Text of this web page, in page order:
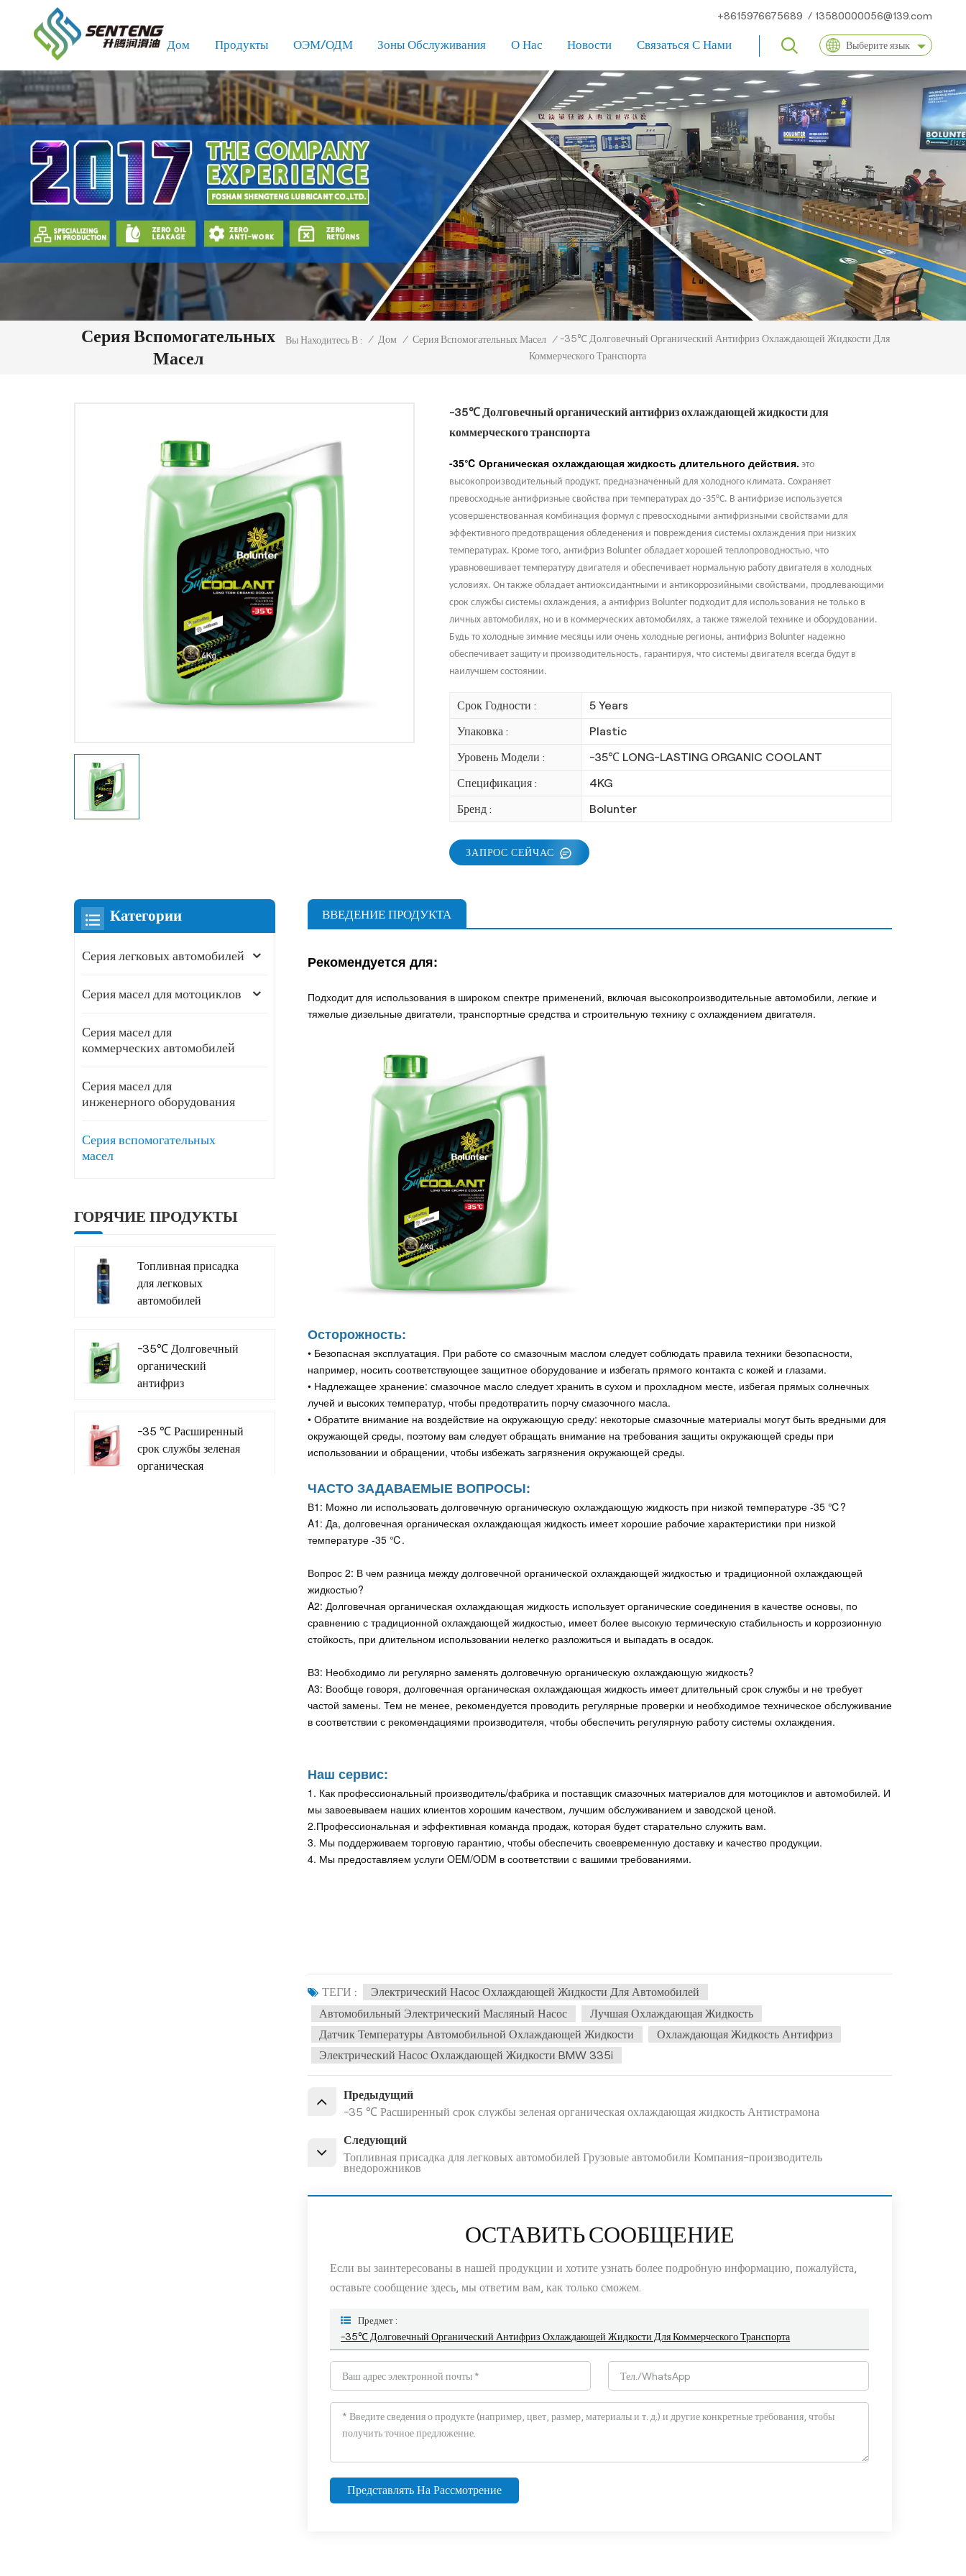
+8615976675689 / 13580000056@139.com
Дом Продукты ОЭМ/ОДМ Зоны Обслуживания О Нас Новости Связаться С Нами Выберите язык
Серия Вспомогательных
Масел
Вы Находитесь В : / Дом / Серия Вспомогательных Масел / -35℃ Долговечный Органический Антифриз Охлаждающей Жидкости Для
Коммерческого Транспорта
-35℃ Долговечный органический антифриз охлаждающей жидкости для
коммерческого транспорта
-35℃ Органическая охлаждающая жидкость длительного действия. это
высокопроизводительный продукт, предназначенный для холодного климата. Сохраняет
превосходные антифризные свойства при температурах до -35°C. В антифризе используется
усовершенствованная комбинация формул с превосходными антифризными свойствами для
эффективного предотвращения обледенения и повреждения системы охлаждения при низких
температурах. Кроме того, антифриз Bolunter обладает хорошей теплопроводностью, что
уравновешивает температуру двигателя и обеспечивает нормальную работу двигателя в холодных
условиях. Он также обладает антиоксидантными и антикоррозийными свойствами, продлевающими
срок службы системы охлаждения, а антифриз Bolunter подходит для использования не только в
личных автомобилях, но и в коммерческих автомобилях, а также тяжелой технике и оборудовании.
Будь то холодные зимние месяцы или очень холодные регионы, антифриз Bolunter надежно
обеспечивает защиту и производительность, гарантируя, что системы двигателя всегда будут в
наилучшем состоянии.
Срок Годности : 5 Years
Упаковка : Plastic
Уровень Модели : -35℃ LONG-LASTING ORGANIC COOLANT
Спецификация : 4KG
Бренд : Bolunter
ЗАПРОС СЕЙЧАС
ВВЕДЕНИЕ ПРОДУКТА
Рекомендуется для:
Подходит для использования в широком спектре применений, включая высокопроизводительные автомобили, легкие и
тяжелые дизельные двигатели, транспортные средства и строительную технику с охлаждением двигателя.
Осторожность:
• Безопасная эксплуатация. При работе со смазочным маслом следует соблюдать правила техники безопасности,
например, носить соответствующее защитное оборудование и избегать прямого контакта с кожей и глазами.
• Надлежащее хранение: смазочное масло следует хранить в сухом и прохладном месте, избегая прямых солнечных
лучей и высоких температур, чтобы предотвратить порчу смазочного масла.
• Обратите внимание на воздействие на окружающую среду: некоторые смазочные материалы могут быть вредными для
окружающей среды, поэтому вам следует обращать внимание на требования защиты окружающей среды при
использовании и обращении, чтобы избежать загрязнения окружающей среды.
ЧАСТО ЗАДАВАЕМЫЕ ВОПРОСЫ:
В1: Можно ли использовать долговечную органическую охлаждающую жидкость при низкой температуре -35 ℃?
A1: Да, долговечная органическая охлаждающая жидкость имеет хорошие рабочие характеристики при низкой
температуре -35 ℃.
Вопрос 2: В чем разница между долговечной органической охлаждающей жидкостью и традиционной охлаждающей
жидкостью?
A2: Долговечная органическая охлаждающая жидкость использует органические соединения в качестве основы, по
сравнению с традиционной охлаждающей жидкостью, имеет более высокую термическую стабильность и коррозионную
стойкость, при длительном использовании нелегко разложиться и выпадать в осадок.
В3: Необходимо ли регулярно заменять долговечную органическую охлаждающую жидкость?
A3: Вообще говоря, долговечная органическая охлаждающая жидкость имеет длительный срок службы и не требует
частой замены. Тем не менее, рекомендуется проводить регулярные проверки и необходимое техническое обслуживание
в соответствии с рекомендациями производителя, чтобы обеспечить регулярную работу системы охлаждения.
Наш сервис:
1. Как профессиональный производитель/фабрика и поставщик смазочных материалов для мотоциклов и автомобилей. И
мы завоевываем наших клиентов хорошим качеством, лучшим обслуживанием и заводской ценой.
2.Профессиональная и эффективная команда продаж, которая будет старательно служить вам.
3. Мы поддерживаем торговую гарантию, чтобы обеспечить своевременную доставку и качество продукции.
4. Мы предоставляем услуги OEM/ODM в соответствии с вашими требованиями.
ТЕГИ :
Электрический Насос Охлаждающей Жидкости Для Автомобилей
Автомобильный Электрический Масляный Насос
Лучшая Охлаждающая Жидкость
Датчик Температуры Автомобильной Охлаждающей Жидкости
Охлаждающая Жидкость Антифриз
Электрический Насос Охлаждающей Жидкости BMW 335i
Предыдущий
-35 ℃ Расширенный срок службы зеленая органическая охлаждающая жидкость Антистрамона
Следующий
Топливная присадка для легковых автомобилей Грузовые автомобили Компания-производитель
внедорожников
ОСТАВИТЬ СООБЩЕНИЕ
Если вы заинтересованы в нашей продукции и хотите узнать более подробную информацию, пожалуйста,
оставьте сообщение здесь, мы ответим вам, как только сможем.
Предмет :
-35℃ Долговечный Органический Антифриз Охлаждающей Жидкости Для Коммерческого Транспорта
Представлять На Рассмотрение
Категории
Серия легковых автомобилей
Серия масел для мотоциклов
Серия масел для
коммерческих автомобилей
Серия масел для
инженерного оборудования
Серия вспомогательных
масел
ГОРЯЧИЕ ПРОДУКТЫ
Топливная присадка
для легковых
автомобилей
производитель
внедорожников
-35℃ Долговечный
органический
антифриз
коммерческого
транспорта
-35 ℃ Расширенный
срок службы зеленая
органическая